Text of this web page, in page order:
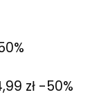
zł -50%